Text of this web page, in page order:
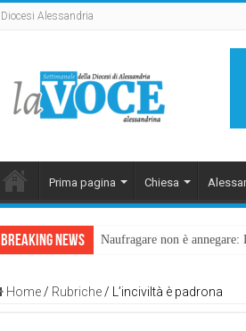
Diocesi Alessandria
Prima pagina Chiesa
Breaking News Naufragare non è
Home / Rubriche / L’inciviltà è padrona